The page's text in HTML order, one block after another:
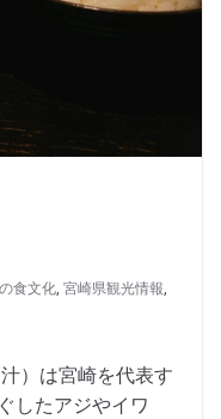
食文化, 宮崎県観光情報,
）は宮崎を代表す
したアジやイワ